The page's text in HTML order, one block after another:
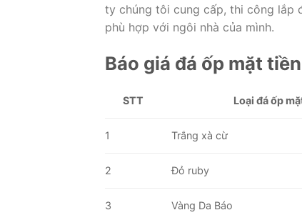
ty chúng tôi cung cấp, thi công lắp
phù hợp với ngôi nhà của mình.
Báo giá đá ốp mặt
STT Loại đá ốp
1 Trắng xà cừ
2 Đỏ ruby
3 Vàng Da Báo